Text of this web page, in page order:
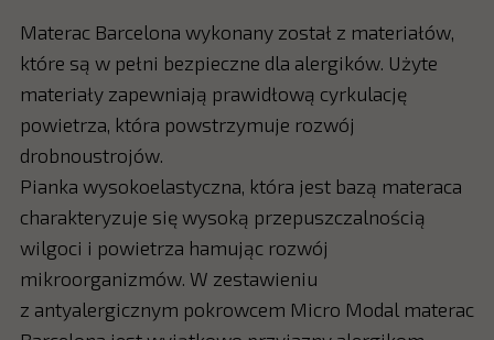
Materac Barcelona wykonany został z materiałów,
które są w pełni bezpieczne dla alergików. Użyte
materiały zapewniają prawidłową cyrkulację
powietrza, która powstrzymuje rozwój
drobnoustrojów.
Pianka wysokoelastyczna, która jest bazą materaca
charakteryzuje się wysoką przepuszczalnością
wilgoci i powietrza hamując rozwój
mikroorganizmów. W zestawieniu
z antyalergicznym pokrowcem Micro Modal materac